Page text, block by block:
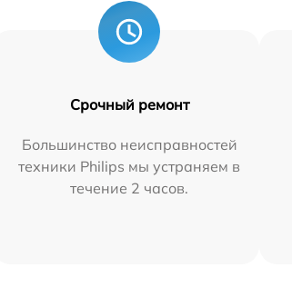
Срочный ремонт
Большинство неисправностей
техники Philips мы устраняем в
течение 2 часов.